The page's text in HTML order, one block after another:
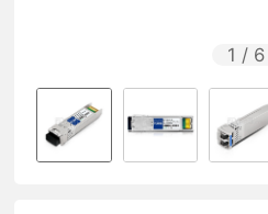
1 / 6